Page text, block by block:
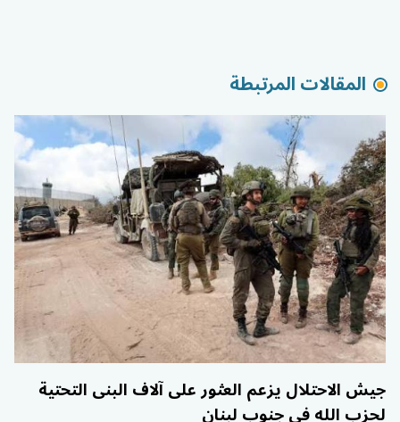
المقالات المرتبطة
جيش الاحتلال يزعم العثور على آلاف البنى التحتية
لحزب الله في جنوب لبنان